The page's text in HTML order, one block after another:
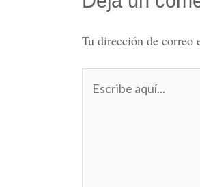
Tu dirección de correo
aquí...